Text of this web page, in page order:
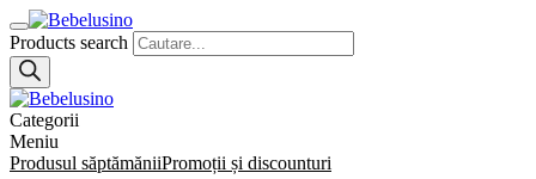
Products search
Categorii
Meniu
Produsul săptămăniiPromoții și discounturi